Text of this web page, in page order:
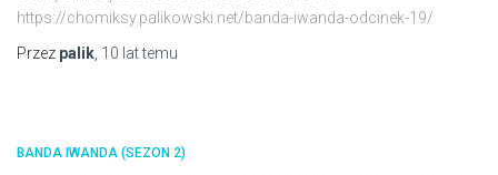
https://chomiksy.palikowski.net/banda-iwanda-odcinek-19/
Przez palik 10 lattemu
BANDA IWANDA (SEZON 2)